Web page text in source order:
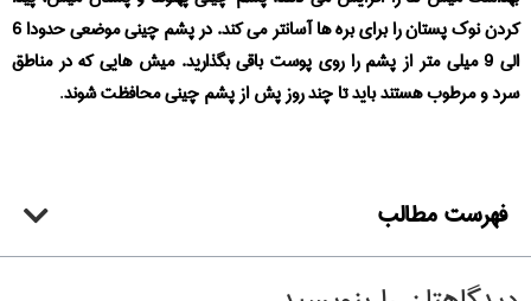
کردن نوک پستان را برای بره ها آسانتر می کند. در پشم چینی موضعی حدودا 6
الی 9 میلی متر از پشم را روی پوست باقی بگذارید. میش هایی که در مناطق
سرد و مرطوب هستند باید تا چند روز پش از پشم چینی محافظت شوند.
فهرست مطالب